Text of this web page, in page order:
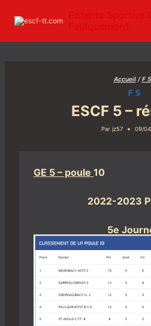
contenu
Accueil / F 5
F 5
ESCF 5 –
Par jz57 09/
GE 5 – poule 10
2022-2023
5e